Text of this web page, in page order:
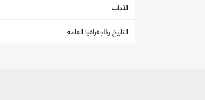
الآداب
التاريخ والجغرافيا العامة